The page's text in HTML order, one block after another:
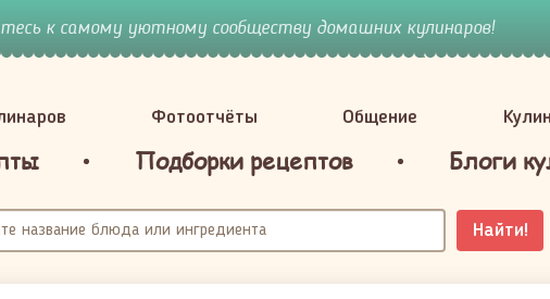
к самому уютному сообществу домашних кулинаров!
Фотоотчёты Общение
Подборки рецептов Блоги
Найти!